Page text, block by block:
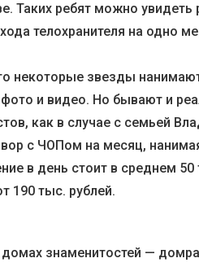
Таких ребят можно увидеть
телохранителя на одно
некоторые звезды
и видео. Но бывают и
как в случае с семьей
с ЧОПом на месяц,
в день стоит в среднем 50
190 тыс. рублей.
знаменитостей —